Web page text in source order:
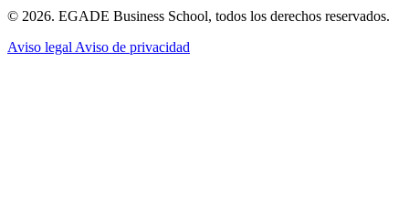
© 2026. EGADE Business School, todos los derechos reservados.
Aviso legal Aviso de privacidad